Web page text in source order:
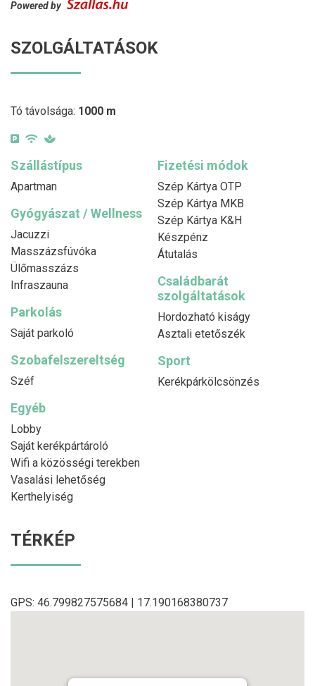
Powered by
SZOLGÁLTATÁSOK
Tó távolsága: 1000 m
Szállástípus
Apartman
Fizetési módok
Szép Kártya OTP
Szép Kártya MKB
Szép Kártya K&H
Készpénz
Átutalás
Gyógyászat / Wellness
Jacuzzi
Masszázsfúvóka
Ülőmasszázs
Infraszauna
Családbarát
szolgáltatások
Hordozható kiságy
Asztali etetőszék
Parkolás
Saját parkoló
Szobafelszereltség
Széf
Sport
Kerékpárkölcsönzés
Egyéb
Lobby
Saját kerékpártároló
Wifi a közösségi terekben
Vasalási lehetőség
Kerthelyiség
TÉRKÉP
GPS: 46.799827575684 | 17.190168380737